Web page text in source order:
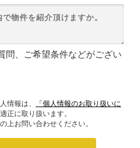
問、ご希望条件などがござい
情報は、
「個人情報のお取り扱いに
正に取り扱います。
上お問い合わせください。